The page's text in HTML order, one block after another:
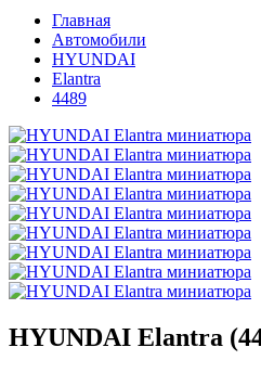
Главная
Автомобили
HYUNDAI
Elantra
4489
HYUNDAI Elantra